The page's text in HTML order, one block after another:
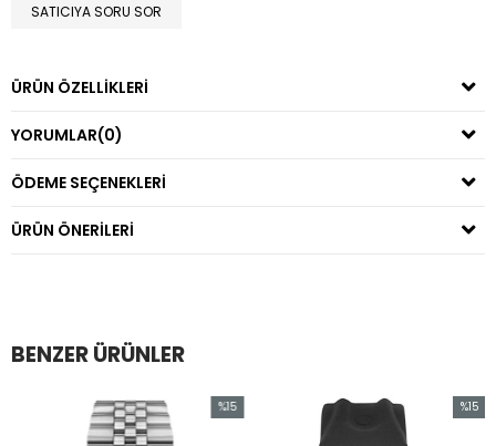
SATICIYA SORU SOR
ÜRÜN ÖZELLIKLERI
YORUMLAR(0)
ÖDEME SEÇENEKLERI
ÜRÜN ÖNERILERI
BENZER ÜRÜNLER
%15
%15